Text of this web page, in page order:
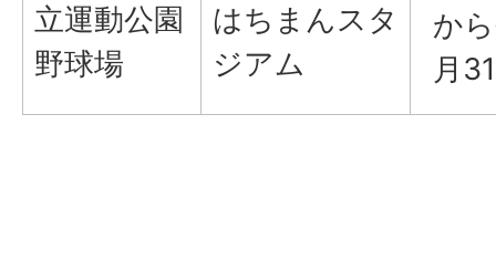
立運動公園
野球場
はちまんスタ
ジアム
か
月